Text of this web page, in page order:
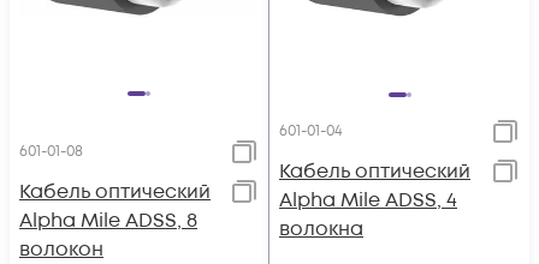
601-01-08
Кабель оптический
Alpha Mile ADSS, 8
волокон
601-01-04
Кабель оптический
Alpha Mile ADSS, 4
волокна